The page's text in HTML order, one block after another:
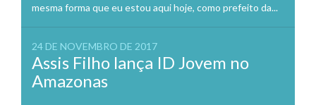
mesma forma que eu estou aqui hoje, como prefeito da...
24 DE NOVEMBRO DE 2017
Assis Filho lança ID Jovem no
Amazonas